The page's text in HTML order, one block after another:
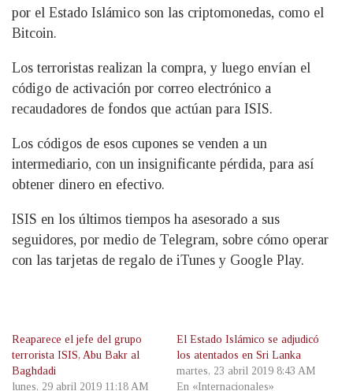
por el Estado Islámico son las criptomonedas, como el
Bitcoin.
Los terroristas realizan la compra, y luego envían el
código de activación por correo electrónico a
recaudadores de fondos que actúan para ISIS.
Los códigos de esos cupones se venden a un
intermediario, con un insignificante pérdida, para así
obtener dinero en efectivo.
ISIS en los últimos tiempos ha asesorado a sus
seguidores, por medio de Telegram, sobre cómo operar
con las tarjetas de regalo de iTunes y Google Play.
Reaparece el jefe del grupo
terrorista ISIS, Abu Bakr al
Baghdadi
lunes, 29 abril 2019 11:18 AM
El Estado Islámico se adjudicó
los atentados en Sri Lanka
martes, 23 abril 2019 8:43 AM
En «Internacionales»